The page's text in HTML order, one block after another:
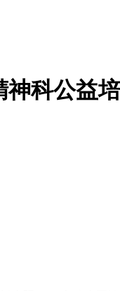
神科公益